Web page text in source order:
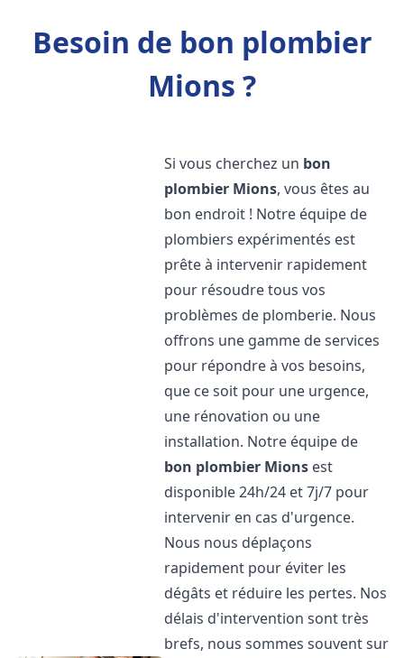
Besoin de bon plombier
Mions ?
Si vous cherchez un bon
plombier Mions, vous êtes au
bon endroit ! Notre équipe de
plombiers expérimentés est
prête à intervenir rapidement
pour résoudre tous vos
problèmes de plomberie. Nous
offrons une gamme de services
pour répondre à vos besoins,
que ce soit pour une urgence,
une rénovation ou une
installation. Notre équipe de
bon plombier Mions est
disponible 24h/24 et 7j/7 pour
intervenir en cas d'urgence.
Nous nous déplaçons
rapidement pour éviter les
dégâts et réduire les pertes. Nos
délais d'intervention sont très
brefs, nous sommes souvent sur